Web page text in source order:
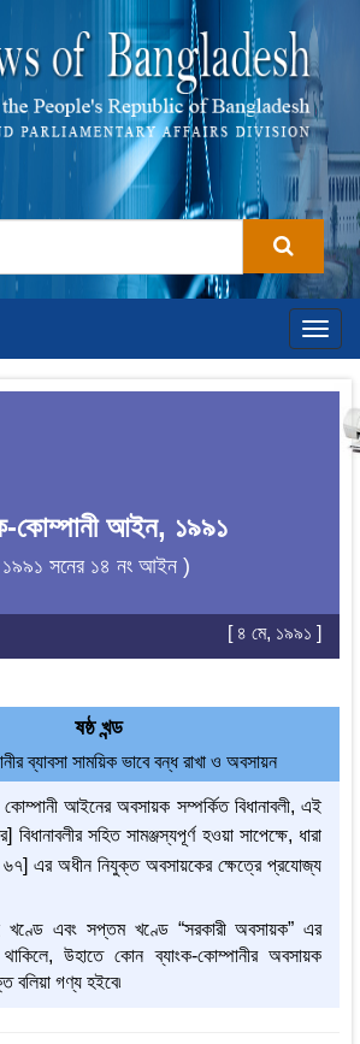
কোম্পানী আইন, ১৯৯১
সনের ১৪ নং আইন )
[ ৪ মে, ১৯৯১ ]
ষষ্ঠ খন্ড
ব্যাবসা সাময়িক ভাবে বন্ধ রাখা ও অবসায়ন
আইনের অবসায়ক সম্পর্কিত বিধানাবলী, এই
বিধানাবলীর সহিত সামঞ্জস্যপূর্ণ হওয়া সাপেক্ষে, ধারা
৬৭] এর অধীন নিযুক্ত অবসায়কের ক্ষেত্রে প্রযোজ্য
এবং সপ্তম খণ্ডে “সরকারী অবসায়ক” এর
উহাতে কোন ব্যাংক-কোম্পানীর অবসায়ক
বলিয়া গণ্য হইবে৷